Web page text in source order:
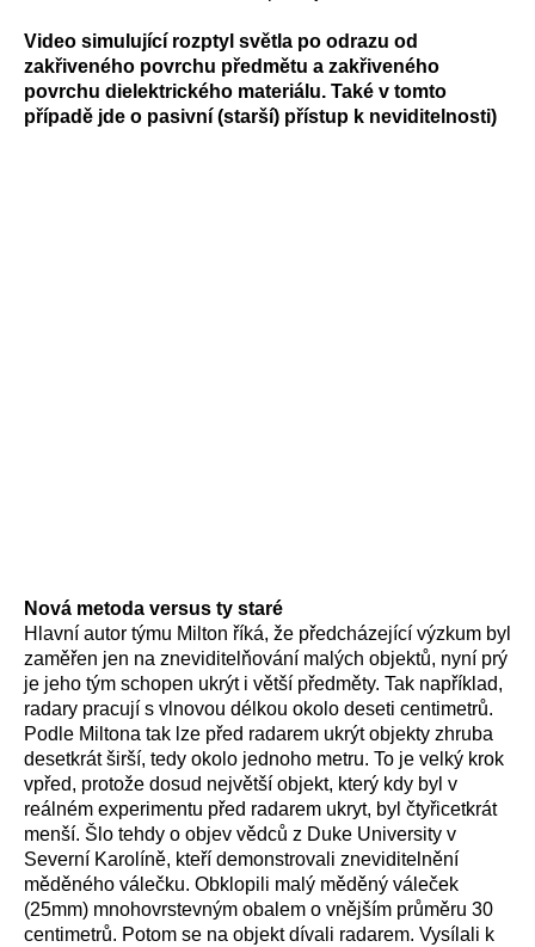
Video simulující rozptyl světla po odrazu od
zakřiveného povrchu předmětu a zakřiveného
povrchu dielektrického materiálu. Také v tomto
případě jde o pasivní (starší) přístup k neviditelnosti)
Nová metoda versus ty staré
Hlavní autor týmu Milton říká, že předcházející výzkum byl
zaměřen jen na zneviditelňování malých objektů, nyní prý
je jeho tým schopen ukrýt i větší předměty. Tak například,
radary pracují s vlnovou délkou okolo deseti centimetrů.
Podle Miltona tak lze před radarem ukrýt objekty zhruba
desetkrát širší, tedy okolo jednoho metru. To je velký krok
vpřed, protože dosud největší objekt, který kdy byl v
reálném experimentu před radarem ukryt, byl čtyřicetkrát
menší. Šlo tehdy o objev vědců z Duke University v
Severní Karolíně, kteří demonstrovali zneviditelnění
měděného válečku. Obklopili malý měděný váleček
(25mm) mnohovrstevným obalem o vnějším průměru 30
centimetrů. Potom se na objekt dívali radarem. Vysílali k